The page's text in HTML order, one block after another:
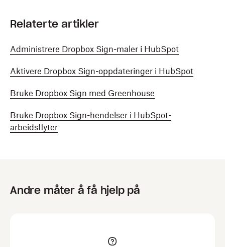
Relaterte artikler
Administrere Dropbox Sign-maler i HubSpot
Aktivere Dropbox Sign-oppdateringer i HubSpot
Bruke Dropbox Sign med Greenhouse
Bruke Dropbox Sign-hendelser i HubSpot-
arbeidsflyter
Andre måter å få hjelp på